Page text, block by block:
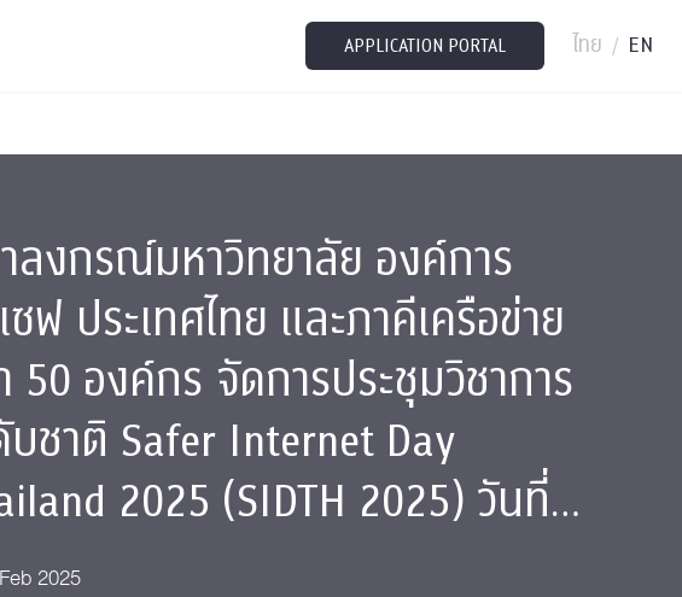
ษย์เก่า
Reports
Us
APPLICATION PORTAL ไทย / EN
ลงกรณ์มหาวิทยาลัย องค์การ
ซฟ ประเทศไทย และภาคีเครือข่าย
50 องค์กร จัดการประชุมวิชาการ
บชาติ Safer Internet Day
2025 (SIDTH 2025) วันที่
ก.พ. 2568
2025